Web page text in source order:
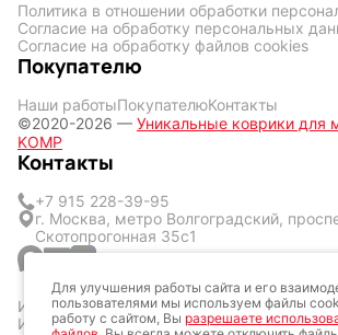
Политика в отношении обработки
Согласие на обработку персональных
Согласие на обработку файлов cookies
Покупателю
Наши работыПокупателюКонтакты
©2020-2026 — Уникальные коврики для
KOMP
Контакты
+7 915 228-39-95
г. Москва, метро Волгоградский,
Скотопрогонная 35с1
ИП Кличук Оксана Сергеевна
ИНН: 773428377057
Для улучшения работы сайта и его
пользователями мы используем файлы
работу с сайтом, Вы разрешаете